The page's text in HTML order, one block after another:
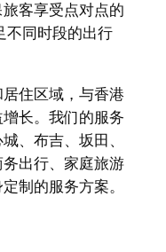
客享受点对点的
不同时段的出行
住区域，与香港
长。我们的服务
、布吉、坂田、
出行、家庭旅游
制的服务方案。